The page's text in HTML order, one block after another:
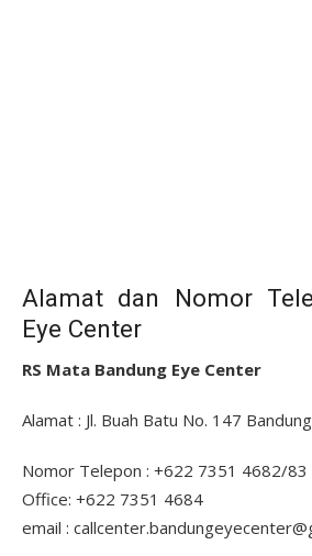
Alamat dan Nomor
Eye Center
RS Mata Bandung Eye Center
Alamat : Jl. Buah Batu No. 147 Bandung
Nomor Telepon : +622 7351 4682/83
Office: +622 7351 4684
email :